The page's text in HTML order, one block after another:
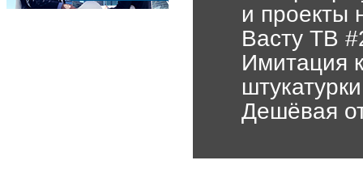
и проекты
Васту ТВ
Имитация
штукатурки
Дешёвая